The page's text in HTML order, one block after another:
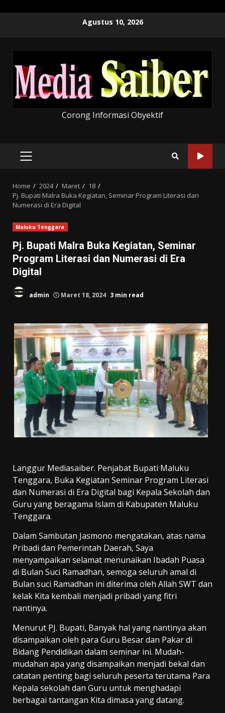
Agustus 10, 2026
Corong Informasi Obyektif
PRIMARY
Home 2024 Maret
18
Pj. Bupati Malra Buka Kegiatan, Seminar Program Literasi dan
Numerasi di Era Digital
Maluku Tenggara
Pj. Bupati Malra Buka Kegiatan, Seminar
Program Literasi dan Numerasi di Era
Digital
admin Maret 18, 2024 3 min read
Langgur Mediasaiber. Penjabat Bupati Maluku
Tenggara, Buka Kegiatan Seminar Program Literasi
dan Numerasi di Era Digital bagi Kepala Sekolah dan
Guru yang beragama Islam di Kabupaten Maluku
Tenggara.
Dalam Sambutan Jasmono mengatakan, atas nama
Pribadi dan Pemerintah Daerah, Saya
menyampaikan selamat menunaikan Ibadah Puasa
di Bulan Suci Ramadhan, semoga seluruh amal di
Bulan suci Ramadhan ini diterima oleh Allah SWT dan
kelak Kita kembali menjadi pribadi yang fitri
nantinya.
Menurut PJ. Bupati, Banyak hal yang nantinya akan
disampaikan oleh para Guru Besar dan Pakar di
Bidang Pendidikan dalam seminar ini. Mudah-
mudahan apa yang disampaikan menjadi bekal dan
catatan penting bagi seluruh peserta terutama Para
Kepala sekolah dan Guru untuk menghadapi
berbagai tantangan Kita dimasa yang datang.